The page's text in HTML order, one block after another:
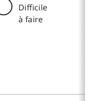
Difficile
à faire